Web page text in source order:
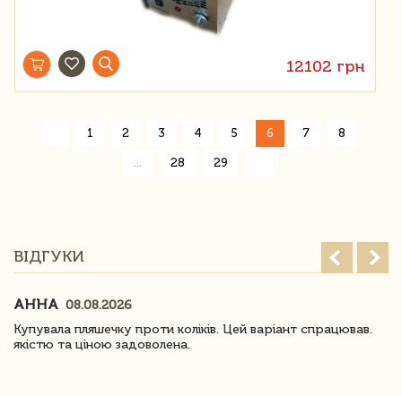
12102 грн
1 2 3 4 5 6 7 8
28 29
ВІДГУКИ
АННА 08.08.2026
Купувала пляшечку проти коліків. Цей варіант спрацював.
якістю та ціною задоволена.